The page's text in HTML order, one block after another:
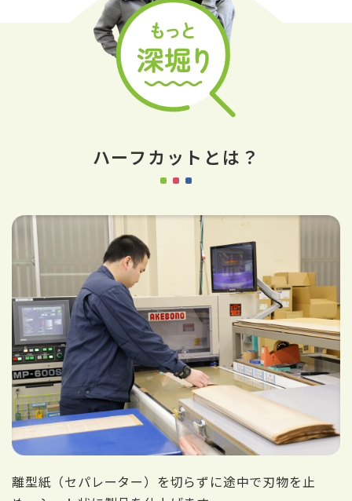
ハーフカットとは？
離型紙（セパレーター）を切らずに途中で刃物を止